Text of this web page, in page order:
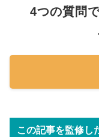
4つの質問
この記事を監修し